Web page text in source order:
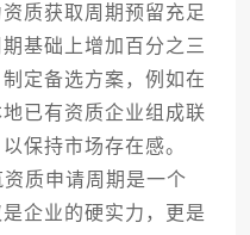
质获取周期预留充足
基础上增加百分之三
定备选方案，例如在
已有资质企业组成联
保持市场存在感。
质申请周期是一个
企业的硬实力，更是